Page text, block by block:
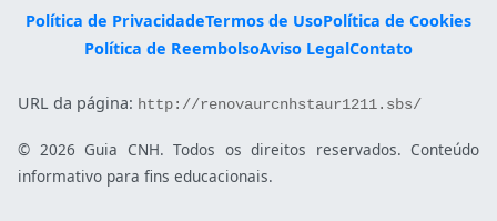
Política de PrivacidadeTermos de UsoPolítica de Cookies
Política de ReembolsoAviso LegalContato
URL da página: http://renovaurcnhstaur1211.sbs/
© 2026 Guia CNH. Todos os direitos reservados. Conteúdo
informativo para fins educacionais.